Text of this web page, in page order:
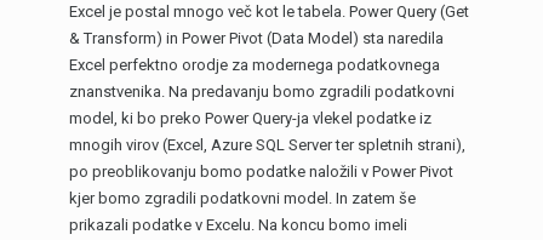
Excel je postal mnogo več kot le tabela. Power Query (Get
& Transform) in Power Pivot (Data Model) sta naredila
Excel perfektno orodje za modernega podatkovnega
znanstvenika. Na predavanju bomo zgradili podatkovni
model, ki bo preko Power Query-ja vlekel podatke iz
mnogih virov (Excel, Azure SQL Server ter spletnih strani),
po preoblikovanju bomo podatke naložili v Power Pivot
kjer bomo zgradili podatkovni model. In zatem še
prikazali podatke v Excelu. Na koncu bomo imeli